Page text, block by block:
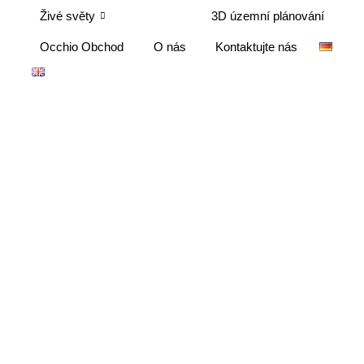
Živé světy 3D územní plánování
Occhio Obchod O nás Kontaktujte nás